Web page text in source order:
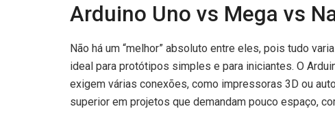
Arduino Uno vs Mega vs
Não há um “melhor” absoluto entre eles, pois tudo
ideal para protótipos simples e para iniciantes. O
exigem várias conexões, como impressoras 3D ou
superior em projetos que demandam pouco espaço,